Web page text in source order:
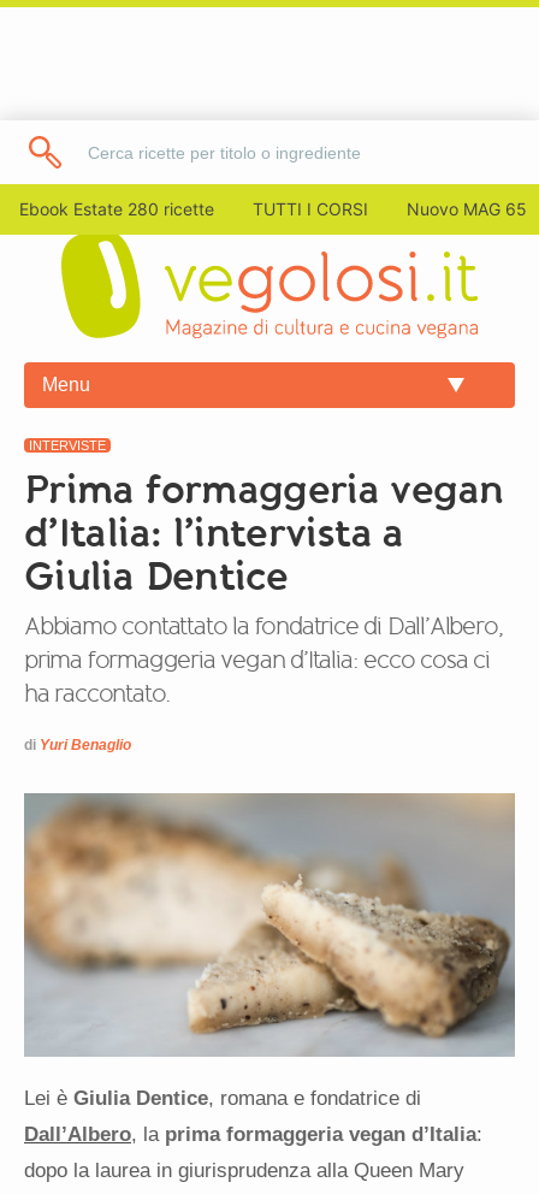
Ebook Estate 280 ricette TUTTI I CORSI Nuovo MAG 65
Menu
INTERVISTE
Prima formaggeria vegan
d’Italia: l’intervista a
Giulia Dentice
Abbiamo contattato la fondatrice di Dall’Albero,
prima formaggeria vegan d’Italia: ecco cosa ci
ha raccontato.
di Yuri Benaglio
Lei è Giulia Dentice, romana e fondatrice di
Dall’Albero, la prima formaggeria vegan d’Italia:
dopo la laurea in giurisprudenza alla Queen Mary